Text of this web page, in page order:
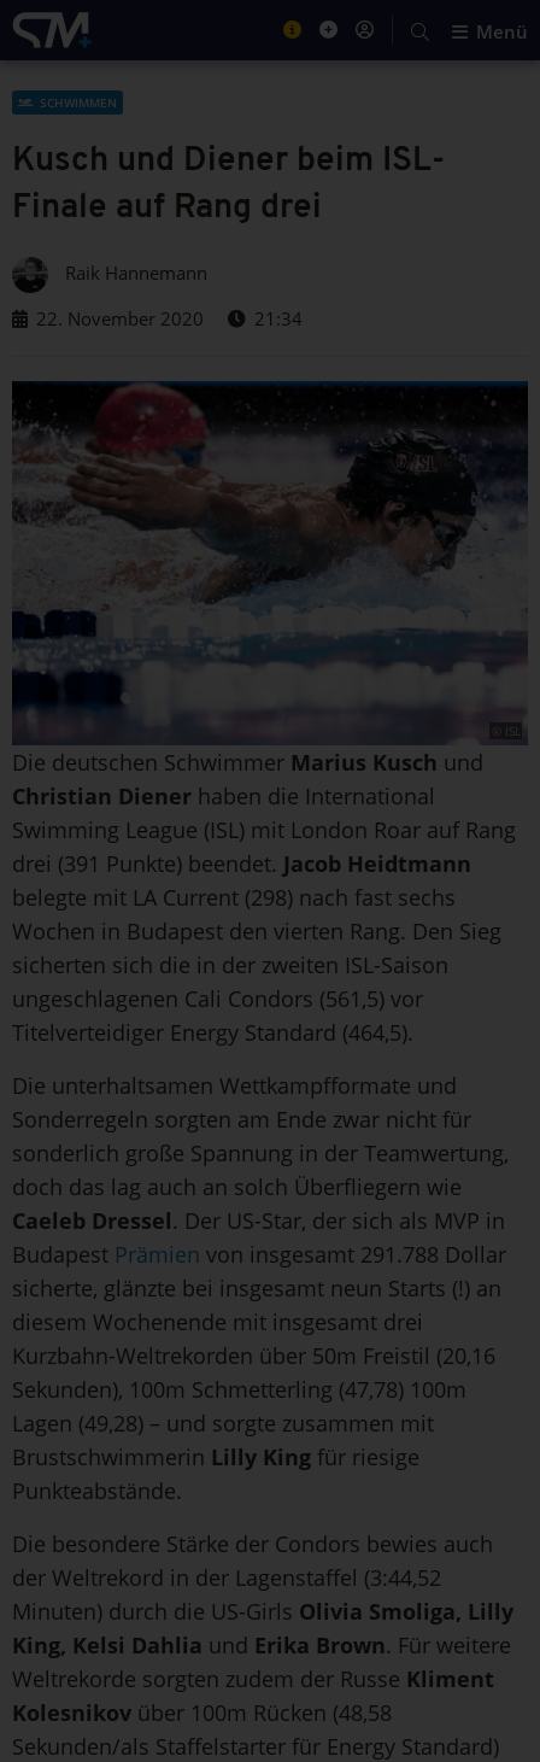
Menü
SCHWIMMEN
Kusch und Diener beim ISL-
Finale auf Rang drei
Raik Hannemann
22. November 2020
21:34
© ISL
Die deutschen Schwimmer Marius Kusch und
Christian Diener haben die International
Swimming League (ISL) mit London Roar auf Rang
drei (391 Punkte) beendet. Jacob Heidtmann
belegte mit LA Current (298) nach fast sechs
Wochen in Budapest den vierten Rang. Den Sieg
sicherten sich die in der zweiten ISL-Saison
ungeschlagenen Cali Condors (561,5) vor
Titelverteidiger Energy Standard (464,5).
Die unterhaltsamen Wettkampfformate und
Sonderregeln sorgten am Ende zwar nicht für
sonderlich große Spannung in der Teamwertung,
doch das lag auch an solch Überfliegern wie
Caeleb Dressel. Der US-Star, der sich als MVP in
Budapest Prämien von insgesamt 291.788 Dollar
sicherte, glänzte bei insgesamt neun Starts (!) an
diesem Wochenende mit insgesamt drei
Kurzbahn-Weltrekorden über 50m Freistil (20,16
Sekunden), 100m Schmetterling (47,78) 100m
Lagen (49,28) – und sorgte zusammen mit
Brustschwimmerin Lilly King für riesige
Punkteabstände.
Die besondere Stärke der Condors bewies auch
der Weltrekord in der Lagenstaffel (3:44,52
Minuten) durch die US-Girls Olivia Smoliga, Lilly
King, Kelsi Dahlia und Erika Brown. Für weitere
Weltrekorde sorgten zudem der Russe Kliment
Kolesnikov über 100m Rücken (48,58
Sekunden/als Staffelstarter für Energy Standard)